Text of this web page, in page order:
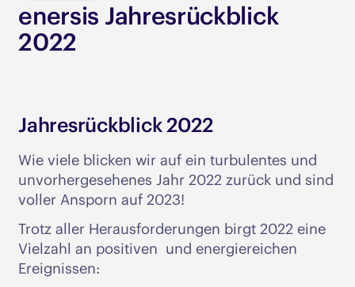
enersis Jahresrückblick
2022
Jahresrückblick 2022
Wie viele blicken wir auf ein turbulentes und
unvorhergesehenes Jahr 2022 zurück und sind
voller Ansporn auf 2023!
Trotz aller Herausforderungen birgt 2022 eine
Vielzahl an positiven und energiereichen
Ereignissen: